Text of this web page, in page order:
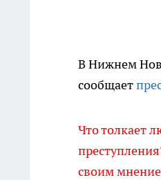
В Нижнем
сообщает
Что толкает
своим